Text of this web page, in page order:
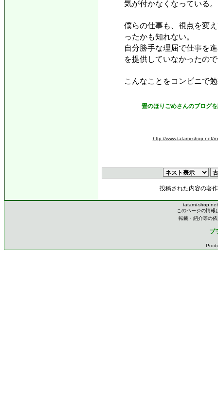
気が付かなくなっている。
僕らの仕事も、視点を変
ったかも知れない。
自分勝手な理屈で仕事を
を提供していなかったの
こんなことをコンビニで
畳のほりごめさんのブログ
http://www.tatami-shop.net/
投稿された内容の著
tatami-
このページの情報
転載・紹介等の
プ